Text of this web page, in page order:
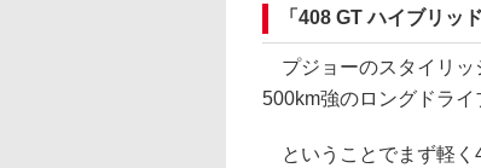
「408 GT ハイブリッ
プジョーのスタイリッ
500km強のロングドライ
ということでまず軽く